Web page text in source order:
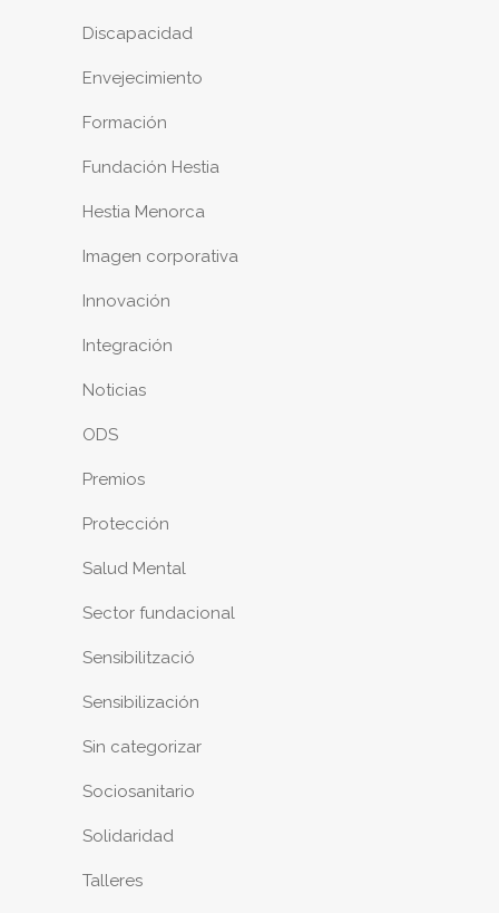
Discapacidad
Envejecimiento
Formación
Fundación Hestia
Hestia Menorca
Imagen corporativa
Innovación
Integración
Noticias
ODS
Premios
Protección
Salud Mental
Sector fundacional
Sensibilització
Sensibilización
Sin categorizar
Sociosanitario
Solidaridad
Talleres